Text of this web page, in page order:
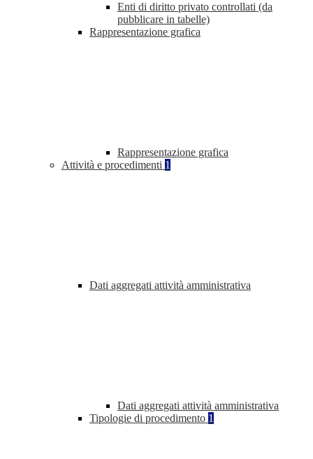
Enti di diritto privato controllati (da
pubblicare in tabelle)
Rappresentazione grafica
Rappresentazione grafica
Attività e procedimenti 1
Dati aggregati attività amministrativa
Dati aggregati attività amministrativa
Tipologie di procedimento 1